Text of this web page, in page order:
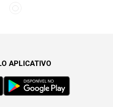
APLICATIVO